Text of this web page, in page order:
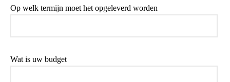
Op welk termijn moet het opgeleverd worden
Wat is uw budget